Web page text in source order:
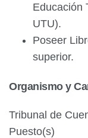
Educación
UTU).
Poseer
superior.
Organismo y
Tribunal de
Puesto(s)